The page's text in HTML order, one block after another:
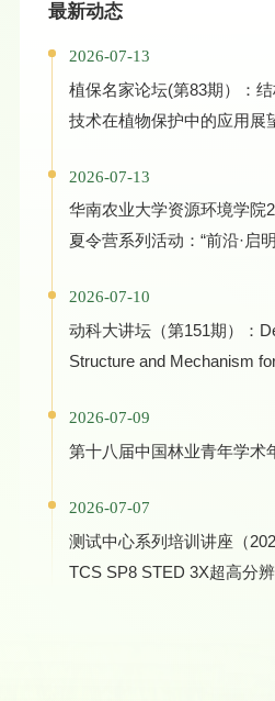
最新动态
2026-07-13
植保名家论坛(第83期）：
技术在植物保护中的应用展
2026-07-13
华南农业大学资源环境学院
夏令营系列活动：“前沿·启
2026-07-10
动科大讲坛（第151期）：
Structure and Mechanism
Manufacturing
2026-07-09
第十八届中国林业青年学术
2026-07-07
测试中心系列培训讲座（
TCS SP8 STED 3X超高分